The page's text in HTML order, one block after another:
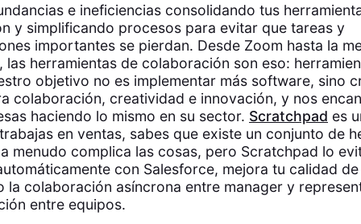
e ineficiencias consolidando tus
y simplificando procesos para evitar que tareas y
importantes se pierdan. Desde Zoom hasta la
las herramientas de colaboración son eso:
objetivo no es implementar más software, sino
colaboración, creatividad e innovación, y nos
haciendo lo mismo en su sector. Scratchpad es
en ventas, sabes que existe un conjunto de
menudo complica las cosas, pero Scratchpad lo
con Salesforce, mejora tu calidad
la colaboración asíncrona entre manager y
entre equipos.